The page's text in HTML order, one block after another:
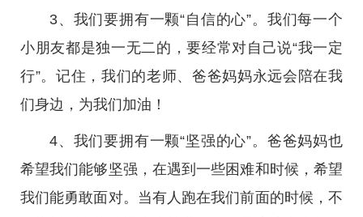
3、我们要拥有一颗“自信的心”。我们每一个
小朋友都是独一无二的，要经常对自己说“我一定
行”。记住，我们的老师、爸爸妈妈永远会陪在我
们身边，为我们加油！
4、我们要拥有一颗“坚强的心”。爸爸妈妈也
希望我们能够坚强，在遇到一些困难和时候，希望
我们能勇敢面对。当有人跑在我们前面的时候，不